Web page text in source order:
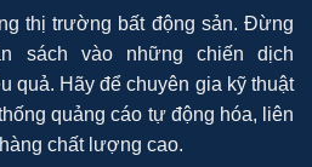
thị trường bất động sản. Đừng
sách vào những chiến dịch
quả. Hãy để chuyên gia kỹ thuật
quảng cáo tự động hóa, liên
chất lượng cao.